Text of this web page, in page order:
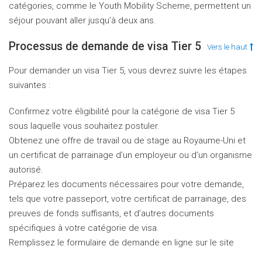
catégories, comme le Youth Mobility Scheme, permettent un
séjour pouvant aller jusqu’à deux ans.
Processus de demande de visa Tier 5 Vers le haut
Pour demander un visa Tier 5, vous devrez suivre les étapes
suivantes :
Confirmez votre éligibilité pour la catégorie de visa Tier 5
sous laquelle vous souhaitez postuler.
Obtenez une offre de travail ou de stage au Royaume-Uni et
un certificat de parrainage d’un employeur ou d’un organisme
autorisé.
Préparez les documents nécessaires pour votre demande,
tels que votre passeport, votre certificat de parrainage, des
preuves de fonds suffisants, et d’autres documents
spécifiques à votre catégorie de visa.
Remplissez le formulaire de demande en ligne sur le site